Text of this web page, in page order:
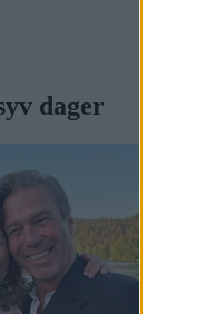
dager